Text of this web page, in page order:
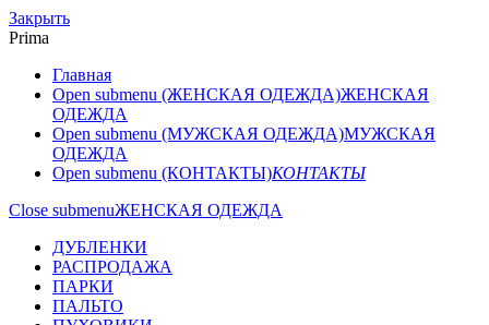
Закрыть
Prima
Главная
Open submenu (ЖЕНСКАЯ ОДЕЖДА)ЖЕНСКАЯ
ОДЕЖДА
Open submenu (МУЖСКАЯ ОДЕЖДА)МУЖСКАЯ
ОДЕЖДА
Open submenu (КОНТАКТЫ)КОНТАКТЫ
Close submenuЖЕНСКАЯ ОДЕЖДА
ДУБЛЕНКИ
РАСПРОДАЖА
ПАРКИ
ПАЛЬТО